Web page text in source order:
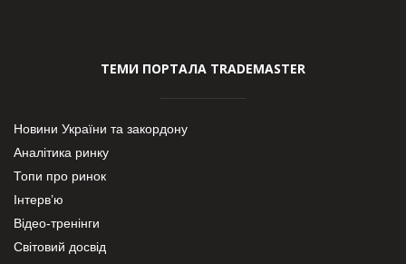
ТЕМИ ПОРТАЛА TRADEMASTER
Новини України та закордону
Аналітика ринку
Топи про ринок
Інтерв’ю
Відео-тренінги
Світовий досвід